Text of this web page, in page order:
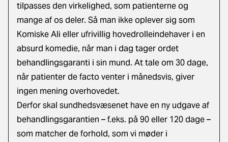
tilpasses den virkelighed, som patienterne og
mange af os deler. Så man ikke oplever sig som
Komiske Ali eller ufrivillig hovedrolleindehaver i en
absurd komedie, når man i dag tager ordet
behandlingsgaranti i sin mund. At tale om 30 dage,
når patienter de facto venter i månedsvis, giver
ingen mening overhovedet.
Derfor skal sundhedsvæsenet have en ny udgave af
behandlingsgarantien – f.eks. på 90 eller 120 dage –
som matcher de forhold, som vi møder i